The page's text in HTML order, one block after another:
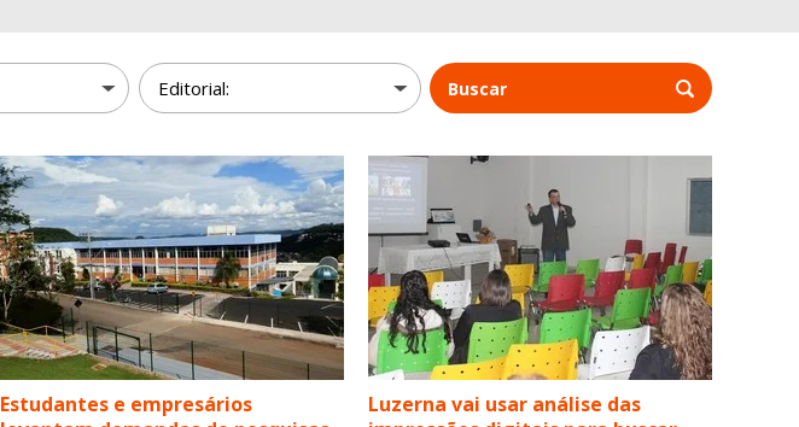
Buscar
Estudantes e empresários
Luzerna vai usar análise das